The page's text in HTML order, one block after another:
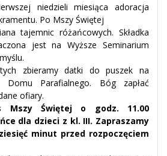
niedzieli miesiąca adoracja
Po Mszy Świętej
tajemnic różańcowych. Składka
jest na Wyższe Seminarium
zbieramy datki do puszek na
Domu Parafialnego. Bóg zapłać
ofiary.
Mszy Świętej o godz. 11.00
dla dzieci z kl. III. Zapraszamy
minut przed rozpoczęciem